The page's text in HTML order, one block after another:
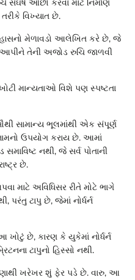
વિખ્યાત છે.
મેળાવડો આલેખિત કરે છે, જે
તેની અજોડ રુચિ જાળવી
માન્યતાઓ વિશે પણ સ્પષ્ટતા
સામાન્ય ભૂલમાંથી એક સંપૂર્ણ
ઉપયોગ કરાય છે. આમાં
નથી, જે સર્વ પોતાની
છે.
માટે અવિધિસર રીતે મોટે ભાગે
પરંતુ ટાપુ છે, જેમાં નોર્ધર્ન
છે, કારણ કે યુકેમાં નોર્ધર્ન
ટાપુનો હિસ્સો નથી.
ખરેખર શું ફેર પડે છે. વારુ, આ